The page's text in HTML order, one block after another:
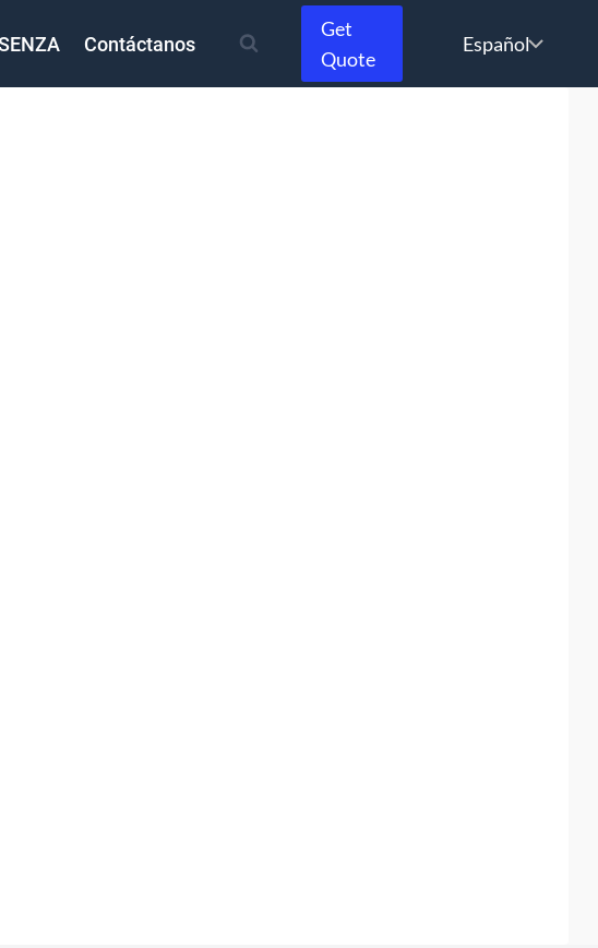
Contáctanos
Get
Quote
Choose